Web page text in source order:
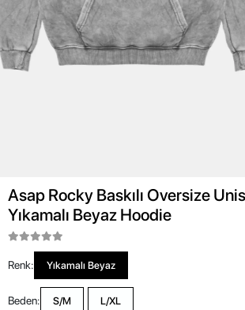
Asap Rocky Baskılı Oversize
Yıkamalı Beyaz Hoodie
Renk: Yıkamalı Beyaz
Beden: S/M L/XL